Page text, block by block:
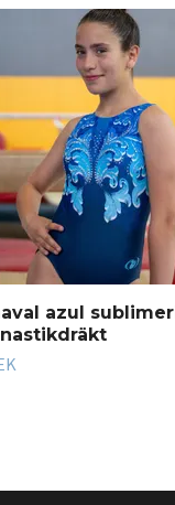
azul